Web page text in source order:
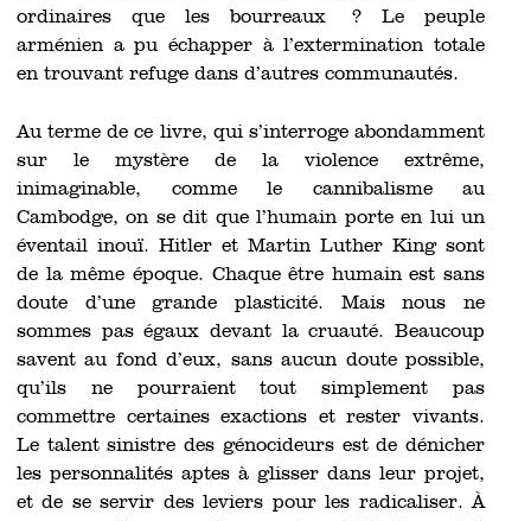
ordinaires que les bourreaux ? Le peuple
arménien a pu échapper à l’extermination totale
en trouvant refuge dans d’autres communautés.
Au terme de ce livre, qui s’interroge abondamment
sur le mystère de la violence extrême,
inimaginable, comme le cannibalisme au
Cambodge, on se dit que l’humain porte en lui un
éventail inouï. Hitler et Martin Luther King sont
de la même époque. Chaque être humain est sans
doute d’une grande plasticité. Mais nous ne
sommes pas égaux devant la cruauté. Beaucoup
savent au fond d’eux, sans aucun doute possible,
qu’ils ne pourraient tout simplement pas
commettre certaines exactions et rester vivants.
Le talent sinistre des génocideurs est de dénicher
les personnalités aptes à glisser dans leur projet,
et de se servir des leviers pour les radicaliser. À